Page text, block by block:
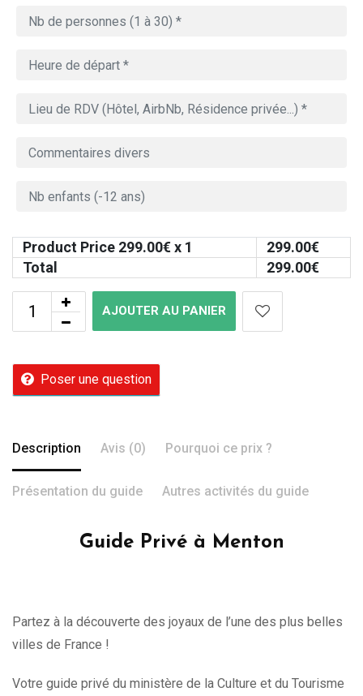
Product Price 299.00€ x 1 299.00€
Total
299.00€
AJOUTER AU PANIER
Poser une question
Description Avis (0) Pourquoi ce prix ?
Présentation du guide Autres activités du guide
Guide Privé à Menton
Partez à la découverte des joyaux de l’une des plus belles
villes de France !
Votre guide privé du ministère de la Culture et du Tourisme